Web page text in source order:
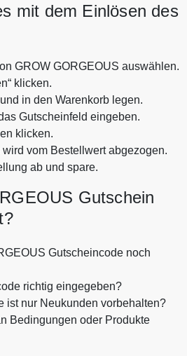
mit dem Einlösen des
GROW GORGEOUS auswählen.
klicken.
in den Warenkorb legen.
Gutscheinfeld eingeben.
klicken.
vom Bestellwert abgezogen.
ab und spare.
Gutschein
Gutscheincode noch
richtig eingegeben?
ist nur Neukunden vorbehalten?
Bedingungen oder Produkte